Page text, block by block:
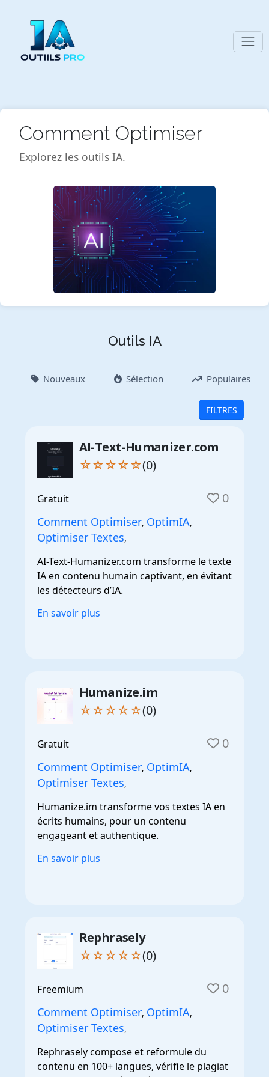
Comment Optimiser
Explorez les outils IA.
Outils IA
Nouveaux Sélection Populaires
FILTRES
AI-Text-Humanizer.com
☆☆☆☆☆(0)
Gratuit 0
Comment Optimiser, OptimIA,
Optimiser Textes,
AI-Text-Humanizer.com transforme le texte
IA en contenu humain captivant, en évitant
les détecteurs d’IA.
En savoir plus
Humanize.im
☆☆☆☆☆(0)
Gratuit 0
Comment Optimiser, OptimIA,
Optimiser Textes,
Humanize.im transforme vos textes IA en
écrits humains, pour un contenu
engageant et authentique.
En savoir plus
Rephrasely
☆☆☆☆☆(0)
Freemium 0
Comment Optimiser, OptimIA,
Optimiser Textes,
Rephrasely compose et reformule du
contenu en 100+ langues, vérifie le plagiat